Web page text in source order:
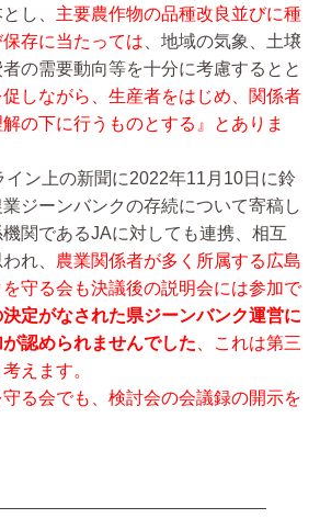
し、 主要農作物の品種改良並びに種
存に当たっては 、地域の気象、土壌
の需要動向等を十分に考慮するとと
しながら、生産者をはじめ、関係者
の下に行うものとする』とありま
イン上の新聞に2022年11月10日に鈴
ジーンバンクの存続について寄稿し
関であるJAに対しても連携、相互
れ、 農業関係者が多く所属する広島
守る会も決議後の説明会には参加で
決定がなされた県ジーンバンク運営に
認められませんでした 、これは第三
えます。
る会でも、検討会の会議録の開示を